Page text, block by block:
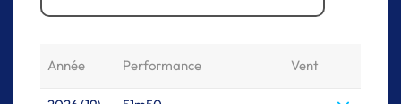
Année Performance Vent